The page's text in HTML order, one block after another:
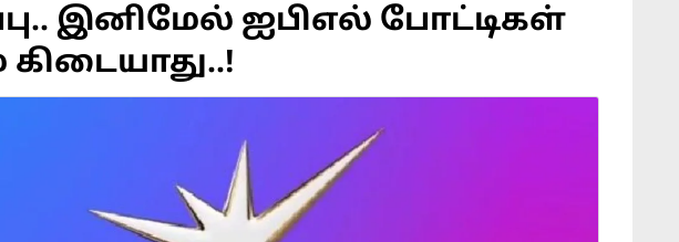
இனிமேல் ஐபிஎல் போட்டிகள்